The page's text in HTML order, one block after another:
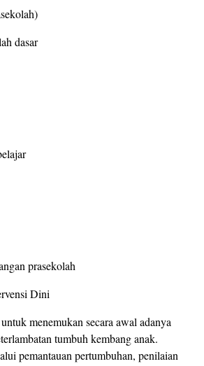
dasar
prasekolah
Dini
menemukan secara awal adanya
tumbuh kembang anak.
pemantauan pertumbuhan, penilaian